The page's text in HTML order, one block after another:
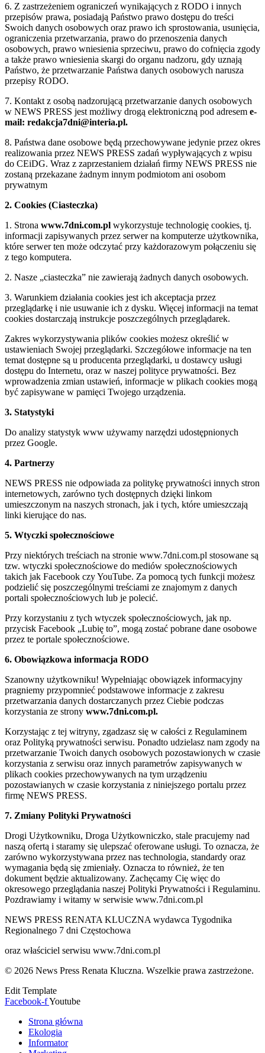
6. Z zastrzeżeniem ograniczeń wynikających z RODO i innych
przepisów prawa, posiadają Państwo prawo dostępu do treści
Swoich danych osobowych oraz prawo ich sprostowania, usunięcia,
ograniczenia przetwarzania, prawo do przenoszenia danych
osobowych, prawo wniesienia sprzeciwu, prawo do cofnięcia zgody
a także prawo wniesienia skargi do organu nadzoru, gdy uznają
Państwo, że przetwarzanie Państwa danych osobowych narusza
przepisy RODO.
7. Kontakt z osobą nadzorującą przetwarzanie danych osobowych
w NEWS PRESS jest możliwy drogą elektroniczną pod adresem e-
mail: redakcja7dni@interia.pl.
8. Państwa dane osobowe będą przechowywane jedynie przez okres
realizowania przez NEWS PRESS zadań wypływających z wpisu
do CEiDG. Wraz z zaprzestaniem działań firmy NEWS PRESS nie
zostaną przekazane żadnym innym podmiotom ani osobom
prywatnym
2. Cookies (Ciasteczka)
1. Strona www.7dni.com.pl wykorzystuje technologię cookies, tj.
informacji zapisywanych przez serwer na komputerze użytkownika,
które serwer ten może odczytać przy każdorazowym połączeniu się
z tego komputera.
2. Nasze „ciasteczka” nie zawierają żadnych danych osobowych.
3. Warunkiem działania cookies jest ich akceptacja przez
przeglądarkę i nie usuwanie ich z dysku. Więcej informacji na temat
cookies dostarczają instrukcje poszczególnych przeglądarek.
Zakres wykorzystywania plików cookies możesz określić w
ustawieniach Swojej przeglądarki. Szczegółowe informacje na ten
temat dostępne są u producenta przeglądarki, u dostawcy usługi
dostępu do Internetu, oraz w naszej polityce prywatności. Bez
wprowadzenia zmian ustawień, informacje w plikach cookies mogą
być zapisywane w pamięci Twojego urządzenia.
3. Statystyki
Do analizy statystyk www używamy narzędzi udostępnionych
przez Google.
4. Partnerzy
NEWS PRESS nie odpowiada za politykę prywatności innych stron
internetowych, zarówno tych dostępnych dzięki linkom
umieszczonym na naszych stronach, jak i tych, które umieszczają
linki kierujące do nas.
5. Wtyczki społecznościowe
Przy niektórych treściach na stronie www.7dni.com.pl stosowane są
tzw. wtyczki społecznościowe do mediów społecznościowych
takich jak Facebook czy YouTube. Za pomocą tych funkcji możesz
podzielić się poszczególnymi treściami ze znajomym z danych
portali społecznościowych lub je polecić.
Przy korzystaniu z tych wtyczek społecznościowych, jak np.
przycisk Facebook „Lubię to”, mogą zostać pobrane dane osobowe
przez te portale społecznościowe.
6. Obowiązkowa informacja RODO
Szanowny użytkowniku! Wypełniając obowiązek informacyjny
pragniemy przypomnieć podstawowe informacje z zakresu
przetwarzania danych dostarczanych przez Ciebie podczas
korzystania ze strony www.7dni.com.pl.
Korzystając z tej witryny, zgadzasz się w całości z Regulaminem
oraz Polityką prywatności serwisu. Ponadto udzielasz nam zgody na
przetwarzanie Twoich danych osobowych pozostawionych w czasie
korzystania z serwisu oraz innych parametrów zapisywanych w
plikach cookies przechowywanych na tym urządzeniu
pozostawianych w czasie korzystania z niniejszego portalu przez
firmę NEWS PRESS.
7. Zmiany Polityki Prywatności
Drogi Użytkowniku, Droga Użytkowniczko, stale pracujemy nad
naszą ofertą i staramy się ulepszać oferowane usługi. To oznacza, że
zarówno wykorzystywana przez nas technologia, standardy oraz
wymagania będą się zmieniały. Oznacza to również, że ten
dokument będzie aktualizowany. Zachęcamy Cię więc do
okresowego przeglądania naszej Polityki Prywatności i Regulaminu.
Pozdrawiamy i witamy w serwisie www.7dni.com.pl
NEWS PRESS RENATA KLUCZNA wydawca Tygodnika
Regionalnego 7 dni Częstochowa
oraz właściciel serwisu www.7dni.com.pl
© 2026 News Press Renata Kluczna. Wszelkie prawa zastrzeżone.
Edit Template
Facebook-fYoutube
Strona główna
Ekologia
Informator